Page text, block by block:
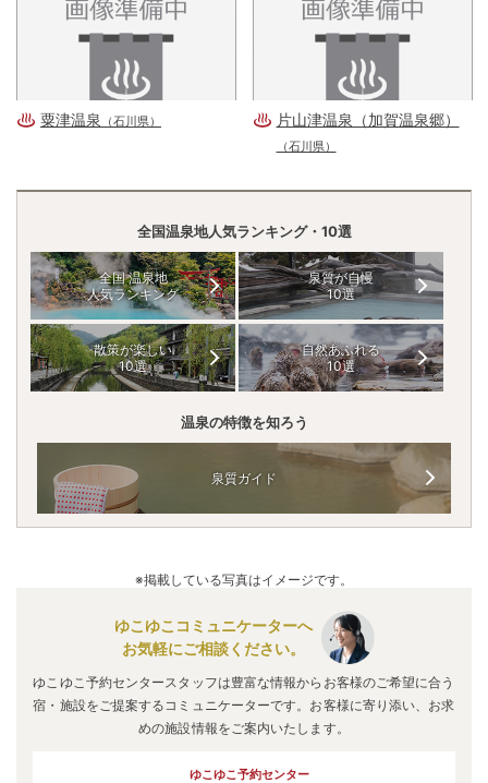
粟津温泉 （石川県） 片山津温泉（加賀温泉郷）
（石川県）
全国温泉地人気ランキング・10選
全国 温泉地
人気ランキング
泉質が自慢
10選
散策が楽しい
10選
自然あふれる
10選
温泉の特徴を知ろう
泉質ガイド
※掲載している写真はイメージです。
ゆこゆこコミュニケーターへ
お気軽にご相談ください。
ゆこゆこ予約センタースタッフは豊富な情報からお客様のご希望に合う
宿・施設をご提案するコミュニケーターです。お客様に寄り添い、お求
めの施設情報をご案内いたします。
ゆこゆこ予約センター